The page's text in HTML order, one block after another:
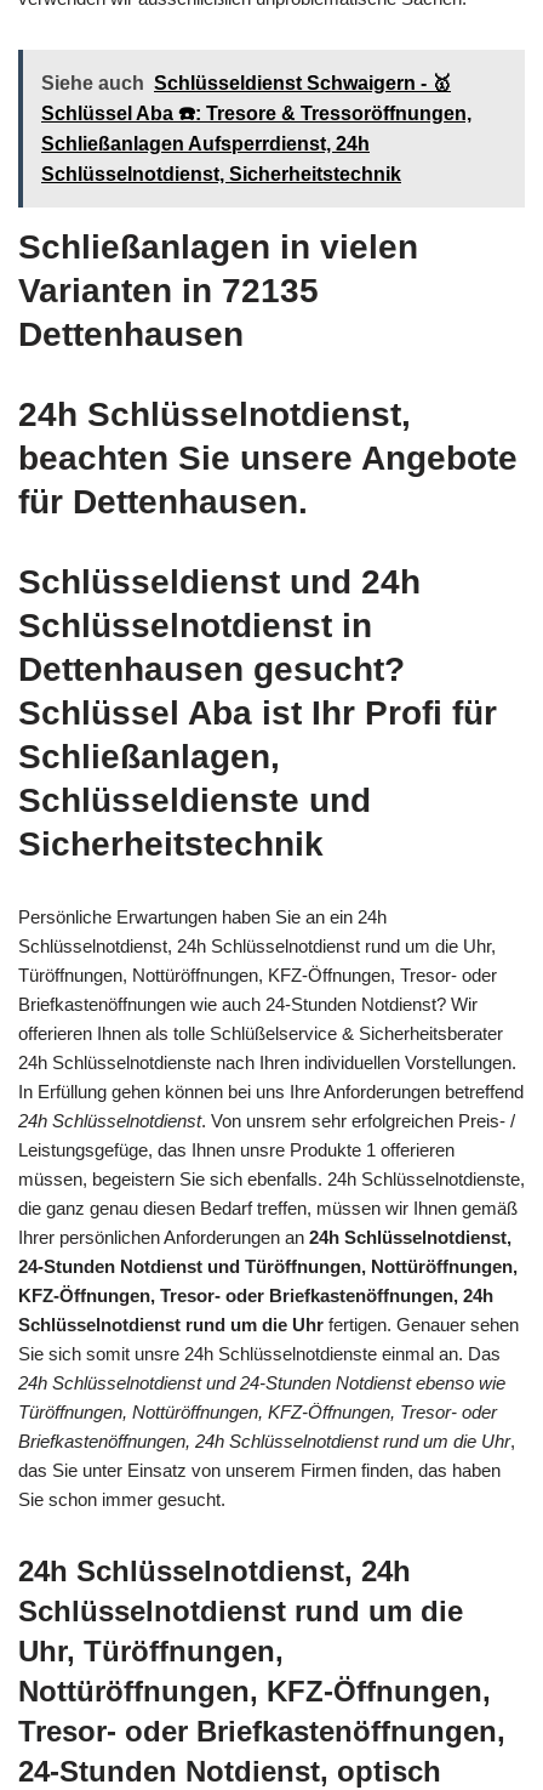
Siehe auch Schlüsseldienst Schwaigern - 🥇
Schlüssel Aba ☎️: Tresore & Tressoröffnungen,
Schließanlagen Aufsperrdienst, 24h
Schlüsselnotdienst, Sicherheitstechnik
Schließanlagen in vielen
Varianten in 72135
Dettenhausen
24h Schlüsselnotdienst,
beachten Sie unsere Angebote
für Dettenhausen.
Schlüsseldienst und 24h
Schlüsselnotdienst in
Dettenhausen gesucht?
Schlüssel Aba ist Ihr Profi für
Schließanlagen,
Schlüsseldienste und
Sicherheitstechnik
Persönliche Erwartungen haben Sie an ein 24h
Schlüsselnotdienst, 24h Schlüsselnotdienst rund um die Uhr,
Türöffnungen, Nottüröffnungen, KFZ-Öffnungen, Tresor- oder
Briefkastenöffnungen wie auch 24-Stunden Notdienst? Wir
offerieren Ihnen als tolle Schlüßelservice & Sicherheitsberater
24h Schlüsselnotdienste nach Ihren individuellen Vorstellungen.
In Erfüllung gehen können bei uns Ihre Anforderungen betreffend
24h Schlüsselnotdienst. Von unsrem sehr erfolgreichen Preis- /
Leistungsgefüge, das Ihnen unsre Produkte 1 offerieren
müssen, begeistern Sie sich ebenfalls. 24h Schlüsselnotdienste,
die ganz genau diesen Bedarf treffen, müssen wir Ihnen gemäß
Ihrer persönlichen Anforderungen an 24h Schlüsselnotdienst,
24-Stunden Notdienst und Türöffnungen, Nottüröffnungen,
KFZ-Öffnungen, Tresor- oder Briefkastenöffnungen, 24h
Schlüsselnotdienst rund um die Uhr fertigen. Genauer sehen
Sie sich somit unsre 24h Schlüsselnotdienste einmal an. Das
24h Schlüsselnotdienst und 24-Stunden Notdienst ebenso wie
Türöffnungen, Nottüröffnungen, KFZ-Öffnungen, Tresor- oder
Briefkastenöffnungen, 24h Schlüsselnotdienst rund um die Uhr,
das Sie unter Einsatz von unserem Firmen finden, das haben
Sie schon immer gesucht.
24h Schlüsselnotdienst, 24h
Schlüsselnotdienst rund um die
Uhr, Türöffnungen,
Nottüröffnungen, KFZ-Öffnungen,
Tresor- oder Briefkastenöffnungen,
24-Stunden Notdienst, optisch